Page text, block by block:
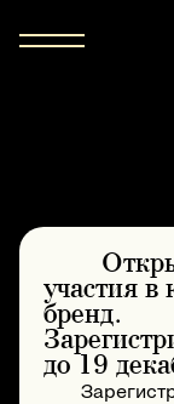
участия в
бренд.
до 19